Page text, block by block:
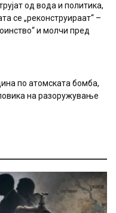
од вода и политика,
се „реконструираат“ –
и молчи пред
по атомската бомба,
на разоружување